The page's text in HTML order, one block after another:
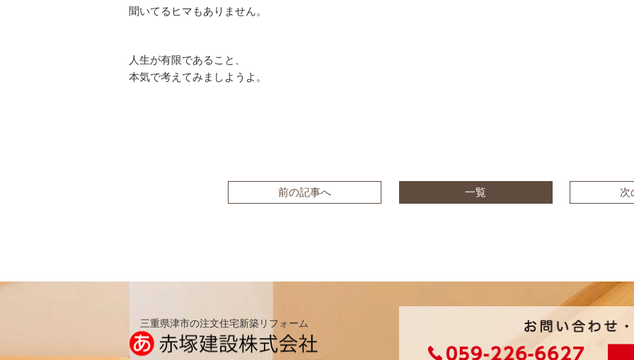
聞いてるヒマもありません。
人生が有限であること、
本気で考えてみましようよ。
前の記事へ 一覧 次
三重県津市の注文住宅新築リフォーム